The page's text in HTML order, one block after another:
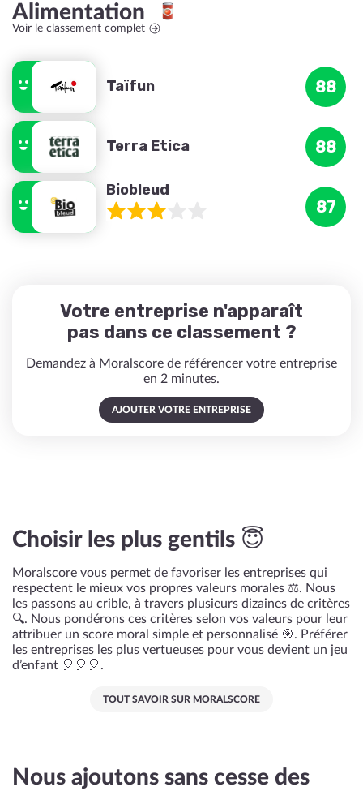
Alimentation
Voir le classement complet
Taïfun 88
Terra Etica 88
Biobleud
87
Votre entreprise n'apparaît
pas dans ce classement ?
Demandez à Moralscore de référencer votre entreprise
en 2 minutes.
AJOUTER VOTRE ENTREPRISE
Choisir les plus gentils 😇
Moralscore vous permet de favoriser les entreprises qui
respectent le mieux vos propres valeurs morales ⚖️. Nous
les passons au crible, à travers plusieurs dizaines de critères
🔍. Nous pondérons ces critères selon vos valeurs pour leur
attribuer un score moral simple et personnalisé 🎯. Préférer
les entreprises les plus vertueuses pour vous devient un jeu
d’enfant 🎈🎈🎈.
TOUT SAVOIR SUR MORALSCORE
Nous ajoutons sans cesse des